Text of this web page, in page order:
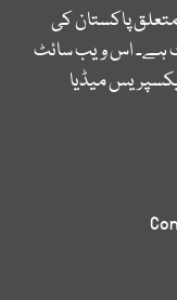
پاکستان کی
ہے۔ اس ویب سائٹ
میڈیا